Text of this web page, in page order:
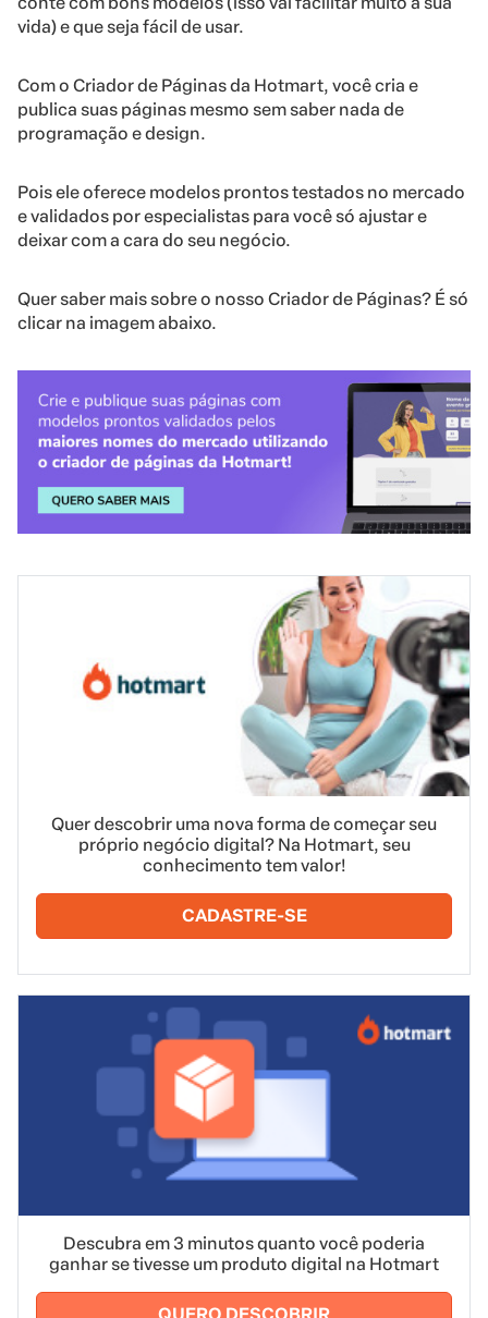
vida) e que seja fácil de usar.
Com o Criador de Páginas da Hotmart, você cria e
publica suas páginas mesmo sem saber nada de
programação e design.
Pois ele oferece modelos prontos testados no mercado
e validados por especialistas para você só ajustar e
deixar com a cara do seu negócio.
Quer saber mais sobre o nosso Criador de Páginas? É só
clicar na imagem abaixo.
Quer descobrir uma nova forma de começar seu
próprio negócio digital? Na Hotmart, seu
conhecimento tem valor!
CADASTRE-SE
Descubra em 3 minutos quanto você poderia
ganhar se tivesse um produto digital na Hotmart